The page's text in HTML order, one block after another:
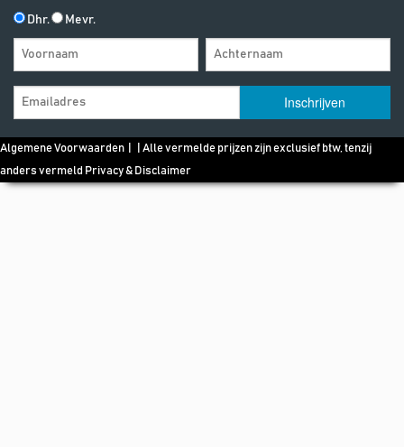
Dhr. Mevr.
Algemene Voorwaarden | | Alle vermelde prijzen zijn exclusief btw, tenzij
anders vermeld Privacy & Disclaimer